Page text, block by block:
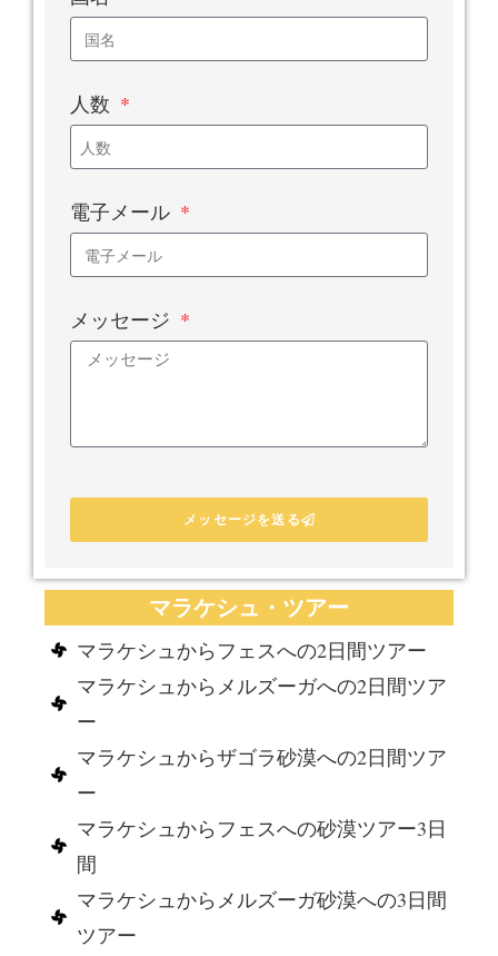
人数
電子メール
メッセージ
メッセージを送る
マラケシュ・ツアー
マラケシュからフェスへの2日間ツアー
マラケシュからメルズーガへの2日間ツア
ー
マラケシュからザゴラ砂漠への2日間ツア
ー
マラケシュからフェスへの砂漠ツアー3日
間
マラケシュからメルズーガ砂漠への3日間
ツアー